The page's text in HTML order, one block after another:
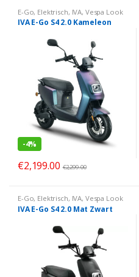
E-Go, Elektrisch, IVA, Vespa Look
IVA E-Go S4 2.0 Kameleon
-4%
€2,199.00 €2,299.00
E-Go, Elektrisch, IVA, Vespa Look
IVA E-Go S4 2.0 Mat Zwart